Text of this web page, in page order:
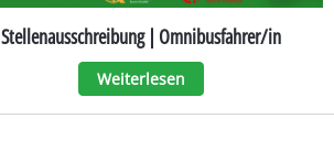
Stellenausschreibung | Omnibusfahrer/in
Weiterlesen